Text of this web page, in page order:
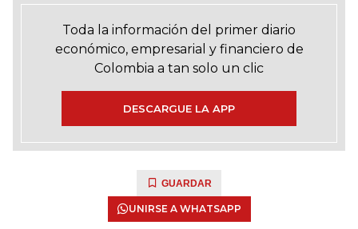
Toda la información del primer diario
económico, empresarial y financiero de
Colombia a tan solo un clic
DESCARGUE LA APP
GUARDAR
UNIRSE A WHATSAPP